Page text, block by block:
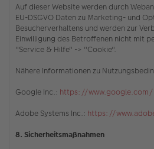
Auf dieser Website werden durch
EU-DSGVO Daten zu Marketing- und
Besucherverhaltens und werden zur
Einwilligung des Betroffenen nicht mit
"Service & Hilfe" -> "Cookie".
Nähere Informationen zu
Google Inc.: https://
Adobe Systems Inc.: https://
8. Sicherheitsmaßnahmen